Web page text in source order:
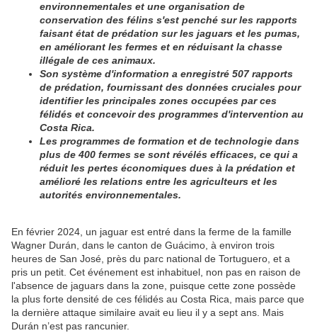
environnementales et une organisation de
conservation des félins s'est penché sur les rapports
faisant état de prédation sur les jaguars et les pumas,
en améliorant les fermes et en réduisant la chasse
illégale de ces animaux.
Son système d'information a enregistré 507 rapports
de prédation, fournissant des données cruciales pour
identifier les principales zones occupées par ces
félidés et concevoir des programmes d'intervention au
Costa Rica.
Les programmes de formation et de technologie dans
plus de 400 fermes se sont révélés efficaces, ce qui a
réduit les pertes économiques dues à la prédation et
amélioré les relations entre les agriculteurs et les
autorités environnementales.
En février 2024, un jaguar est entré dans la ferme de la famille
Wagner Durán, dans le canton de Guácimo, à environ trois
heures de San José, près du parc national de Tortuguero, et a
pris un petit. Cet événement est inhabituel, non pas en raison de
l'absence de jaguars dans la zone, puisque cette zone possède
la plus forte densité de ces félidés au Costa Rica, mais parce que
la dernière attaque similaire avait eu lieu il y a sept ans. Mais
Durán n’est pas rancunier.